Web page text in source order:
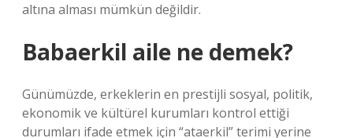
altına alması mümkün değildir.
Babaerkil aile ne demek?
Günümüzde, erkeklerin en prestijli sosyal, politik,
ekonomik ve kültürel kurumları kontrol ettiği
durumları ifade etmek için “ataerkil” terimi yerine